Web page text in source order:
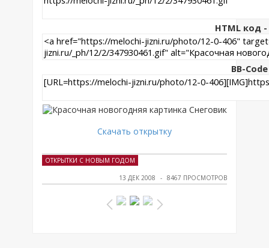
HTML код
BB-
Скачать открытку
ОТКРЫТКИ С НОВЫМ ГОДОМ
13 ДЕК 2008 8467 ПРОСМОТРОВ